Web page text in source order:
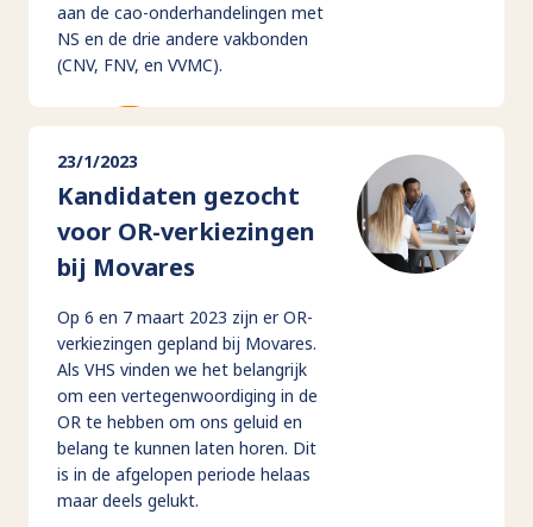
aan de cao-onderhandelingen met
NS en de drie andere vakbonden
(CNV, FNV, en VVMC).
23/1/2023
Kandidaten gezocht
voor OR-verkiezingen
bij Movares
Op 6 en 7 maart 2023 zijn er OR-
verkiezingen gepland bij Movares.
Als VHS vinden we het belangrijk
om een vertegenwoordiging in de
OR te hebben om ons geluid en
belang te kunnen laten horen. Dit
is in de afgelopen periode helaas
maar deels gelukt.